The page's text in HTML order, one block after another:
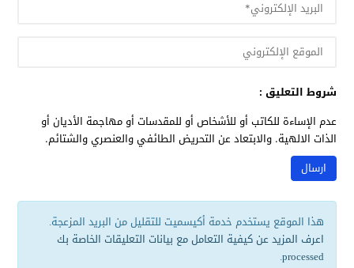
شروط التعليق :
عدم الإساءة للكاتب أو للأشخاص أو للمقدسات أو مهاجمة الأديان أو
الذات الالهية. والابتعاد عن التحريض الطائفي والعنصري والشتائم.
هذا الموقع يستخدم خدمة أكيسميت للتقليل من البريد المزعجة.
اعرف المزيد عن كيفية التعامل مع بيانات التعليقات الخاصة بك
processed
.